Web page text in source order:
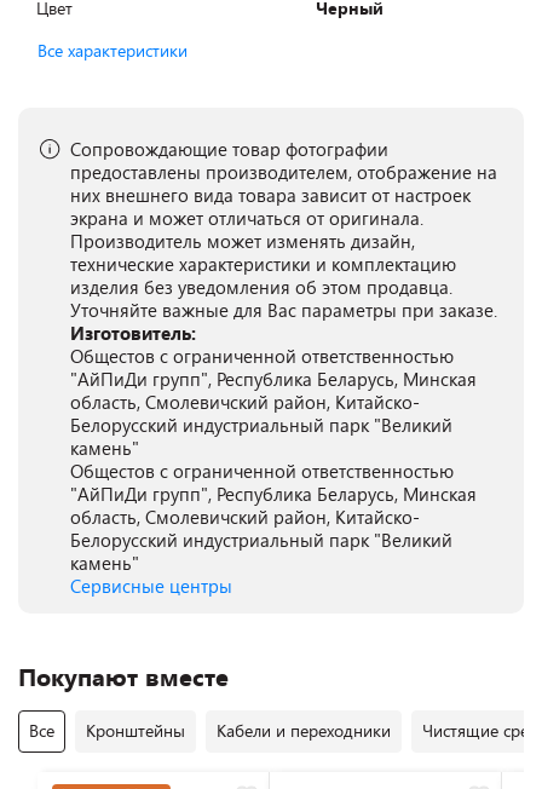
Цвет
Черный
Все характеристики
Сопровождающие товар фотографии
предоставлены производителем, отображение на
них внешнего вида товара зависит от настроек
экрана и может отличаться от оригинала.
Производитель может изменять дизайн,
технические характеристики и комплектацию
изделия без уведомления об этом продавца.
Уточняйте важные для Вас параметры при заказе.
Изготовитель:
Общестов с ограниченной ответственностью
"АйПиДи групп", Республика Беларусь, Минская
область, Смолевичский район, Китайско-
Белорусский индустриальный парк "Великий
камень"
Общестов с ограниченной ответственностью
"АйПиДи групп", Республика Беларусь, Минская
область, Смолевичский район, Китайско-
Белорусский индустриальный парк "Великий
камень"
Сервисные центры
Покупают вместе
Все Кронштейны Кабели и переходники Чистящие